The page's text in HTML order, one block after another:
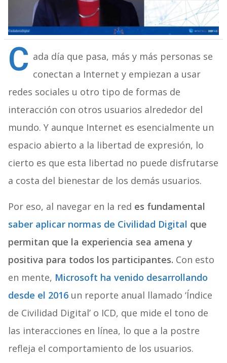
C ada día que pasa, más y más personas se
conectan a Internet y empiezan a usar
redes sociales u otro tipo de formas de
interacción con otros usuarios alrededor del
mundo. Y aunque Internet es esencialmente un
espacio abierto a la libertad de expresión, lo
cierto es que esta libertad no puede disfrutarse
a costa del bienestar de los demás usuarios.
Por eso, al navegar en la red es fundamental
saber aplicar normas de Civilidad Digital que
permitan que la experiencia sea amena y
positiva para todos los participantes. Con esto
en mente, Microsoft ha venido desarrollando
desde el 2016un reporte anual llamado ‘Índice
de Civilidad Digital’ o ICD, que mide el tono de
las interacciones en línea, lo que a la postre
refleja el comportamiento de los usuarios.